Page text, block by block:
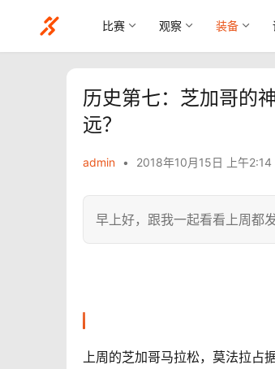
比赛 观察 装备
历史第七：芝加哥的
远？
admin • 2018年10月15日 上午2:14
早上好，跟我一起看看上周都
上周的芝加哥马拉松，莫法拉占